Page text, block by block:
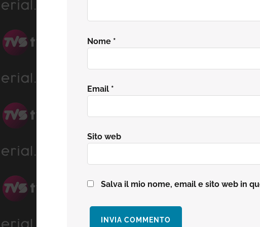
Nome *
Email *
Sito web
Salva il mio nome, email e sito web in